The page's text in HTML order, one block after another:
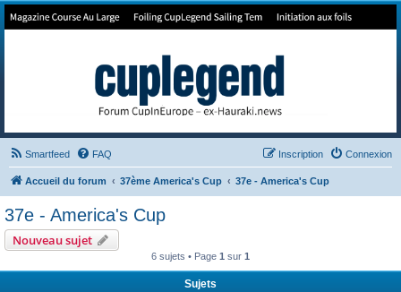
Forum de Cup In Europe
Smartfeed FAQ Connexion
Inscription
Accueil du forum 37ème America's Cup 37e - America's Cup
37e - America's Cup
Nouveau sujet
6 sujets • Page 1 sur 1
Sujets